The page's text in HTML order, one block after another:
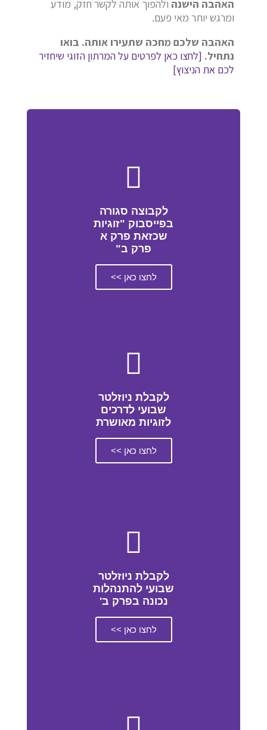
האהבה הישנה ולהפוך אותה לקשר חזק, מודע
ומרגש יותר מאי פעם.
האהבה שלכם מחכה שתעירו אותה. בואו
נתחיל. [לחצו כאן לפרטים על המרתון הזוגי שיחזיר
לכם את הניצוץ]
לקבוצה סגורה
בפייסבוק "זוגיות
שכזאת פרק א
פרק ב"
לחצו כאן >>
לקבלת ניוזלטר
שבועי לדרכים
לזוגיות מאושרת
לחצו כאן >>
לקבלת ניוזלטר
שבועי להתנהלות
נכונה בפרק ב'
לחצו כאן >>